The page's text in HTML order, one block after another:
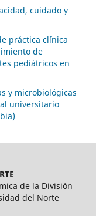
cuidado y
práctica clínica
de
pediátricos en
y microbiológicas
universitario
de la División
del Norte